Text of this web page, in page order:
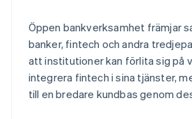
Öppen bankverksamhet främjar
banker, fintech och andra
att institutioner kan förlita sig på
integrera fintech i sina tjänster,
till en bredare kundbas genom